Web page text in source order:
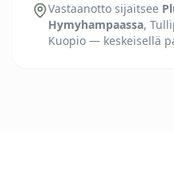
Vastaanotto sijaitsee
Hymyhampaassa,
Kuopio — keskeisellä